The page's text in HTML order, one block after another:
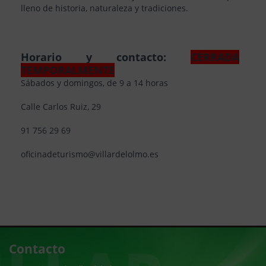
lleno de historia, naturaleza y tradiciones.
Horario y contacto: CERRADA
TEMPORALMENTE
Sábados y domingos, de 9 a 14 horas
Calle Carlos Ruiz, 29
91 756 29 69
oficinadeturismo@villardelolmo.es
Contacto